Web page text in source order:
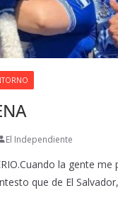
El Independiente
la gente me
que de El